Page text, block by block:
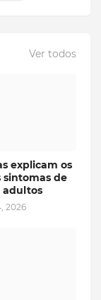
Ver todos
explicam os
sintomas de
adultos
2026